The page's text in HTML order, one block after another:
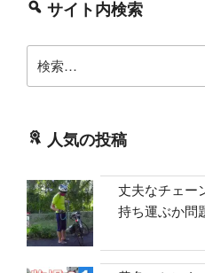
サイト内検索
索:
人気の投稿
丈夫なチェー
持ち運ぶか問